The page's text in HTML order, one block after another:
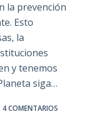
la prevención
Esto
la
y tenemos
siga…
4 COMENTARIOS